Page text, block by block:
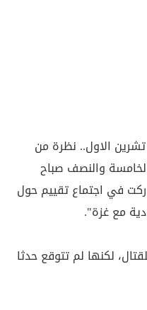
الاول.. نظرة من
والنصف صباح
تشرين الاول 2023، شاركت في اجتماع تقييم حول
مع غزة".
لكنها لم تتوقع حدثا